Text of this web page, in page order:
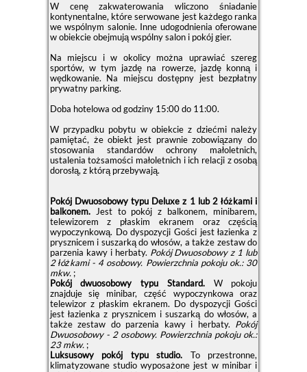
W cenę zakwaterowania wliczono śniadanie
kontynentalne, które serwowane jest każdego ranka
we wspólnym salonie. Inne udogodnienia oferowane
w obiekcie obejmują wspólny salon i pokój gier.
Na miejscu i w okolicy można uprawiać szereg
sportów, w tym jazdę na rowerze, jazdę konną i
wędkowanie. Na miejscu dostępny jest bezpłatny
prywatny parking.
Doba hotelowa od godziny 15:00do 11:00.
W przypadku pobytu w obiekcie z dziećmi należy
pamiętać, że obiekt jest prawnie zobowiązany do
stosowania standardów ochrony małoletnich,
ustalenia tożsamości małoletnich i ich relacji z osobą
dorosłą, z którą przebywają.
Pokój Dwuosobowy typu Deluxe z 1 lub 2 łóżkami i
balkonem.Jest to pokój z balkonem, minibarem,
telewizorem z płaskim ekranem oraz częścią
wypoczynkową. Do dyspozycji Gości jest łazienka z
prysznicem i suszarką do włosów, a także zestaw do
parzenia kawy i herbaty. Pokój Dwuosobowy z 1 lub
2 łóżkami - 4 osobowy. Powierzchnia pokoju ok.: 30
mkw.;
Pokój dwuosobowy typu Standard.W pokoju
znajduje się minibar, część wypoczynkowa oraz
telewizor z płaskim ekranem. Do dyspozycji Gości
jest łazienka z prysznicem i suszarką do włosów, a
także zestaw do parzenia kawy i herbaty. Pokój
Dwuosobowy - 2 osobowy. Powierzchnia pokoju ok.:
23 mkw.;
Luksusowy pokój typu studio. To przestronne,
klimatyzowane studio wyposażone jest w minibar i